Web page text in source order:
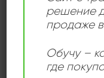
Проданорешение
продаже
Обучу –
где